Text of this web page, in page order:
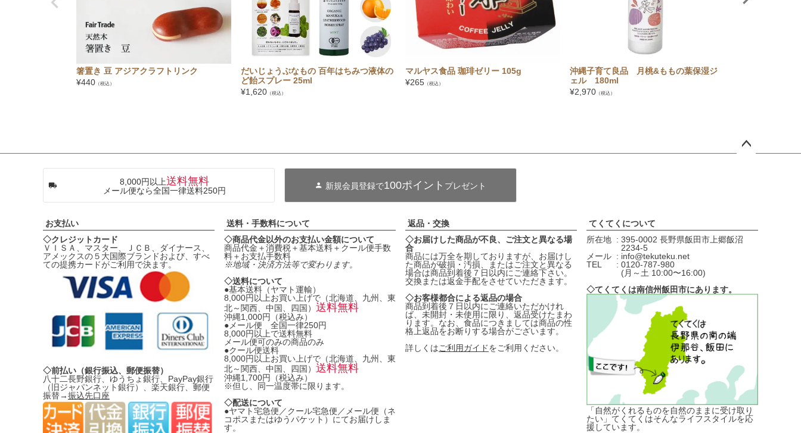
箸置き 豆 アジアクラフトリンク
¥440 （税込）
だいじょうぶなもの 百年はちみつ液体の
ど飴スプレー 25ml
¥1,620 （税込）
マルヤス食品 珈琲ゼリー 105g
¥265 （税込）
沖縄子育て良品 月桃&ももの葉保湿ジ
ェル 180ml
¥2,970 （税込）
8,000円以上送料無料
メール便なら全国一律送料250円 新規会員登録で100ポイント プレゼント
お支払い
◇クレジットカード
ＶＩＳＡ、マスター、ＪＣＢ、ダイナース、
アメックスの５大国際ブランドおよび、すべ
ての提携カードがご利用で決ます。
◇前払い（銀行振込、郵便振替）
八十二長野銀行、ゆうちょ銀行、PayPay銀行
（旧ジャパンネット銀行）、楽天銀行、郵便
振替→振込先口座
送料・手数料について
◇商品代金以外のお支払い金額について
商品代金＋消費税＋基本送料＋クール便手数
料＋お支払手数料
※地域・決済方法等で変わります。
◇送料について
●基本送料（ヤマト運輸）
8,000円以上お買い上げで（北海道、九州、東
北～関西、中国、四国） 送料無料
沖縄1,000円（税込み）
●メール便 全国一律250円
8,000円以上で送料無料
メール便可のみの商品のみ
●クール便送料
8,000円以上お買い上げで（北海道、九州、東
北～関西、中国、四国） 送料無料
沖縄1,700円（税込み）
※但し、同一温度帯に限ります。
◇配送について
●ヤマト宅急便／クール宅急便／メール便（ネ
コポスまたはゆうパケット）にてお届けしま
す。
返品・交換
◇お届けした商品が不良、ご注文と異なる場
合
商品には万全を期しておりますが、お届けし
た商品が破損・汚損、またはご注文と異なる
場合は商品到着後７日以内にご連絡下さい。
交換または返金手配をさせていただきます。
◇お客様都合による返品の場合
商品到着後７日以内にご連絡いただかけれ
ば、未開封・未使用に限り、返品受けたまわ
ります。なお、食品につきましては商品の性
格上返品をお断りする場合がございます。
詳しくはご利用ガイドをご利用ください。
てくてくについて
所在地
395-0002 長野県飯田市上郷飯沼
2234-5
メール
info@tekuteku.net
TEL
0120-787-980
(月～土 10:00〜16:00)
◇てくてくは南信州飯田市にあります。
「自然がくれるものを自然のままに受け取り
たい」てくてくはそんなライフスタイルを応
援しています。